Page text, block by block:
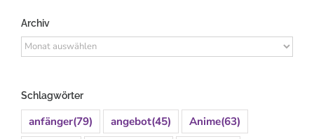
Archiv
Archiv
Schlagwörter
anfänger(79) angebot(45) Anime(63)